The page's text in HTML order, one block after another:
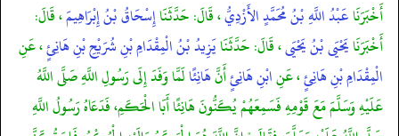
أَخْبَرَنَاعَبْدُ اللَّهِ بْنُ مُحَمَّدٍ الأَزْدِيُّ، قَالَ: حَدَّثَنَاإِسْحَاقُ بْنُ إِبْرَاهِيمَ، قَالَ:
أَخْبَرَنَايَحْيَى بْنُ يَحْيَى، قَالَ: حَدَّثَنَايَزِيدُ بْنُ الْمِقْدَامِ بْنِ شُرَيْحِ بْنِ هَانِئٍ، عَنِ
الْمِقْدَامِ بْنِ هَانِئٍ، عَنِابْنِ هَانِئٍأَنَّهَانِئًالَمَّا وَفَدَ إِلَى رَسُولِ اللَّهِ صَلَّى اللَّهُ
عَلَيْهِ وَسَلَّمَ مَعَ قَوْمِهِ فَسَمِعَهُمْ يُكَنُّونَ هَانِئًا أَبَا الْحَكَمِ، فَدَعَاهُ رَسُولُ اللَّهِ